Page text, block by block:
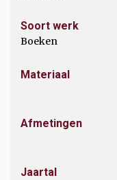
Soort werk
Boeken
Materiaal
Afmetingen
Jaartal